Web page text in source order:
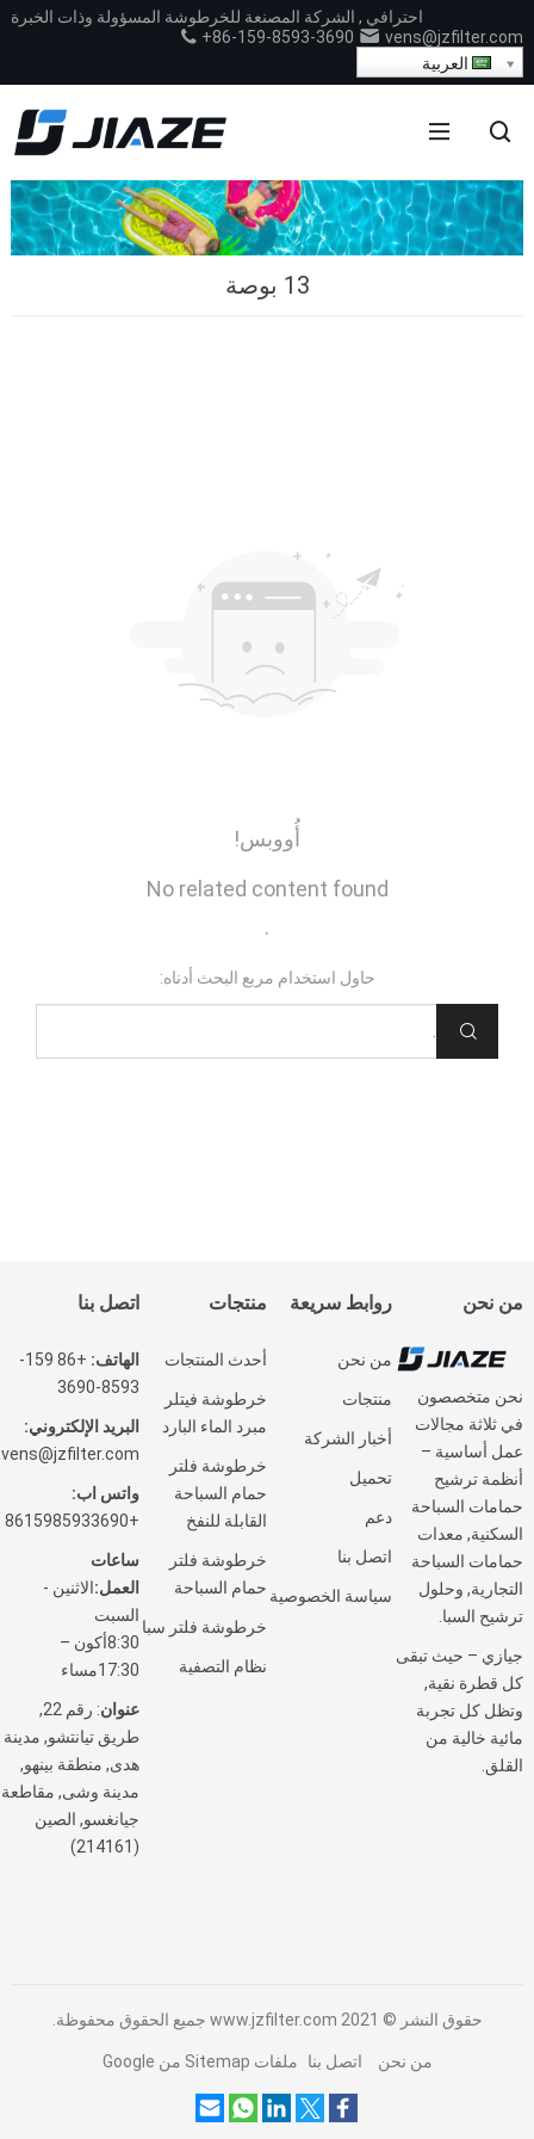
احترافي , الشركة المصنعة للخرطوشة المسؤولة وذات الخبرة
+86-159-8593-3690
vens@jzfilter.com
العربية
13 بوصة
أُووبس!
No related content found
.
حاول استخدام مربع البحث أدناه:
من نحن
نحن متخصصون
في ثلاثة مجالات
عمل أساسية –
أنظمة ترشيح
حمامات السباحة
السكنية, معدات
حمامات السباحة
التجارية, وحلول
ترشيح السبا.
جيازي – حيث تبقى
كل قطرة نقية,
وتظل كل تجربة
مائية خالية من
القلق.
روابط سريعة
من نحن
منتجات
أخبار الشركة
تحميل
دعم
اتصل بنا
سياسة الخصوصية
منتجات
أحدث المنتجات
خرطوشة فيتلر
مبرد الماء البارد
خرطوشة فلتر
حمام السباحة
القابلة للنفخ
خرطوشة فلتر
حمام السباحة
خرطوشة فلتر سبا
نظام التصفية
اتصل بنا
الهاتف:
+86 159-
8593-3690
البريد الإلكتروني:
vens@jzfilter.com
واتس اب:
+8615985933690
ساعات
العمل:الاثنين -
السبت
8:30أكون –
17:30مساء
عنوان
: رقم 22,
طريق تيانتشو, مدينة
هدى, منطقة بينهو,
مدينة وشى, مقاطعة
جيانغسو, الصين
(214161)
حقوق النشر © 2021 www.jzfilter.com جميع الحقوق محفوظة.
من نحن اتصل بنا ملفات Sitemap من Google